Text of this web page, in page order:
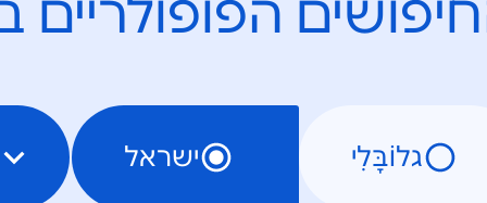
הפופולריים
גלוֹבָּלִי ישראל